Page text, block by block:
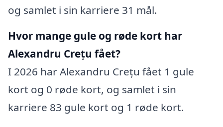
og samlet i sin karriere 31 mål.
Hvor mange gule og røde kort har
Alexandru Crețu fået?
I 2026 har Alexandru Crețu fået 1 gule
kort og 0 røde kort, og samlet i sin
karriere 83 gule kort og 1 røde kort.